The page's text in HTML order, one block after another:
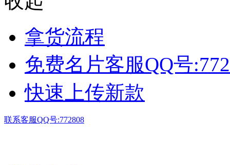
拿货流程
免费名片客服QQ号
快速上传新款
联系客服QQ号:772808